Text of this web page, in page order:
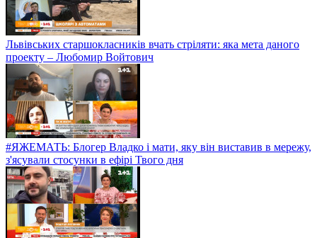
Львівських старшокласників вчать стріляти: яка мета даного
проекту – Любомир Войтович
#ЯЖЕМАТЬ: Блогер Владко і мати, яку він виставив в мережу,
з'ясували стосунки в ефірі Твого дня